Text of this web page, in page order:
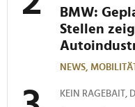
BMW:
Stellen
NEWS,
KEIN RAGEBAIT,